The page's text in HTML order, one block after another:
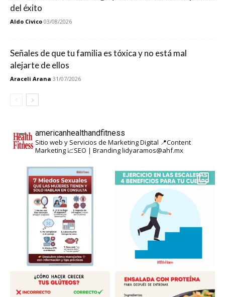
del éxito
Aldo Civico 03/08/2026
Señales de que tu familia es tóxica y no está mal
alejarte de ellos
Araceli Arana 31/07/2026
americanhealthandfitness
Sitio web y Servicios de Marketing Digital 📍Content
Marketing 📈SEO | Brandinglidyaramos@ahf.mx